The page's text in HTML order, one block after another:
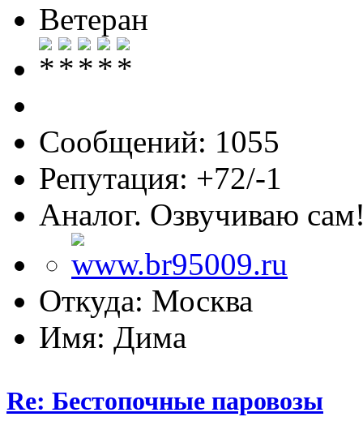
Ветеран
Сообщений: 1055
Репутация: +72/-1
Аналог. Озвучиваю
Откуда: Москва
Имя: Дима
Re: Бестопочные паровозы